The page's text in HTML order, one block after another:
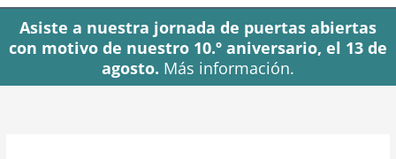
Asiste a nuestra jornada de puertas abiertas
con motivo de nuestro 10.º aniversario, el 13 de
agosto. Más información.